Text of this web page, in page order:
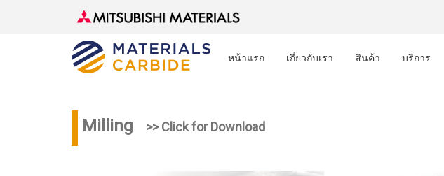
หน้าแรก เกี่ยวกับเรา สินค้า บริการ
Milling >> Click for Download